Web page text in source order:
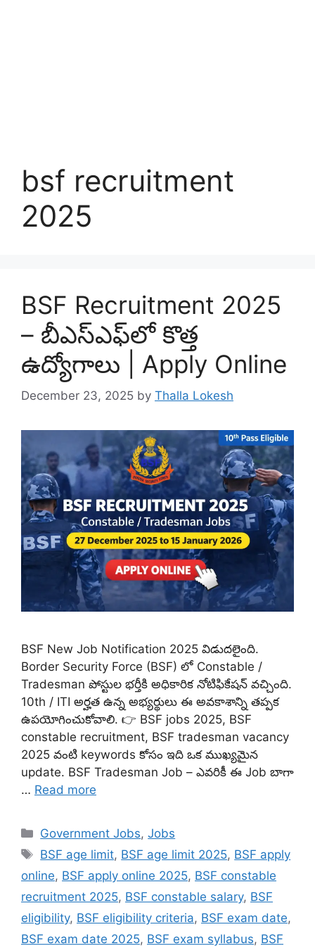
bsf recruitment
2025
BSF Recruitment 2025
– బీఎస్‌ఎఫ్‌లో కొత్త
ఉద్యోగాలు | Apply Online
December 23, 2025 by Thalla Lokesh
BSF New Job Notification 2025 విడుదలైంది.
Border Security Force (BSF) లో Constable /
Tradesman పోస్టుల భర్తీకి అధికారిక నోటిఫికేషన్ వచ్చింది.
10th / ITI అర్హత ఉన్న అభ్యర్థులు ఈ అవకాశాన్ని తప్పక
ఉపయోగించుకోవాలి. 👉 BSF jobs 2025, BSF
constable recruitment, BSF tradesman vacancy
2025 వంటి keywords కోసం ఇది ఒక ముఖ్యమైన
update. BSF Tradesman Job – ఎవరికీ ఈ Job బాగా
… Read more
Categories
Government Jobs,Jobs
Tags
BSF age limit, BSF age limit 2025, BSF apply
online, BSF apply online 2025, BSF constable
recruitment 2025, BSF constable salary, BSF
eligibility, BSF eligibility criteria, BSF exam date,
BSF exam date 2025, BSF exam syllabus, BSF